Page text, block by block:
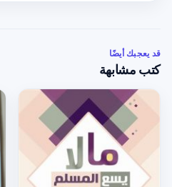
قد يعجبك أيضًا
كتب مشابهة